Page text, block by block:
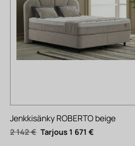
Jenkkisänky ROBERTO beige
2 142€ Alkuperäinen
hinta
1 671€